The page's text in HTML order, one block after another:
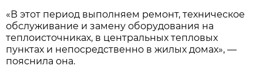
«В этот период выполняем ремонт, техническое
обслуживание и замену оборудования на
теплоисточниках, в центральных тепловых
пунктах и непосредственно в жилых домах», —
пояснила она.